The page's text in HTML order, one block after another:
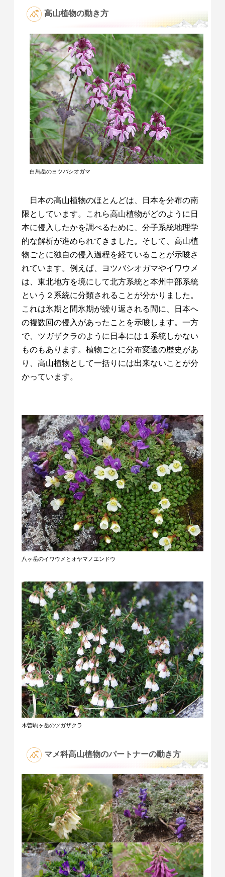
高山植物の動き方
白馬岳のヨツバシオガマ
日本の高山植物のほとんどは、日本を分布の南
限としています。これら高山植物がどのように日
本に侵入したかを調べるために、分子系統地理学
的な解析が進められてきました。そして、高山植
物ごとに独自の侵入過程を経ていることが示唆さ
れています。例えば、ヨツバシオガマやイワウメ
は、東北地方を境にして北方系統と本州中部系統
という２系統に分類されることが分かりました。
これは氷期と間氷期が繰り返される間に、日本へ
の複数回の侵入があったことを示唆します。一方
で、ツガザクラのように日本には１系統しかない
ものもあります。植物ごとに分布変遷の歴史があ
り、高山植物として一括りには出来ないことが分
かっています。
八ヶ岳のイワウメとオヤマノエンドウ
木曽駒ヶ岳のツガザクラ
マメ科高山植物のパートナーの動き方